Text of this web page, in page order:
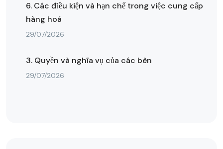
6. Các điều kiện và hạn chế trong việc cung cấp
hàng hoá
29/07/2026
3. Quyền và nghĩa vụ của các bên
29/07/2026